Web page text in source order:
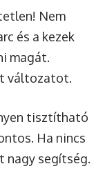
Nem
és a kezek
magát.
változatot.
tisztítható
Ha nincs
nagy segítség.